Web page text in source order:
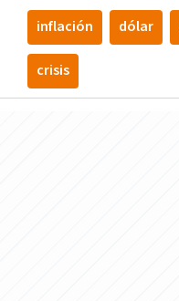
inflación dólar
crisis